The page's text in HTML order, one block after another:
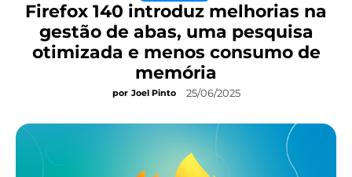
Firefox 140 introduz melhorias na
gestão de abas, uma pesquisa
otimizada e menos consumo de
memória
por Joel Pinto 25/06/2025